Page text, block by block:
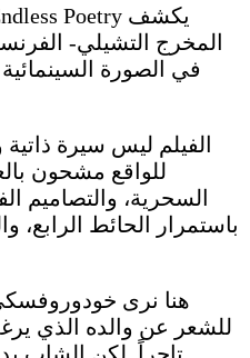
المخرج التشيلي-
في الصورة
الفيلم ليس سيرة
للواقع مشحون
السحرية، والتصاميم
باستمرار الحائط الرابع،
هنا نرى
للشعر عن والده الذي